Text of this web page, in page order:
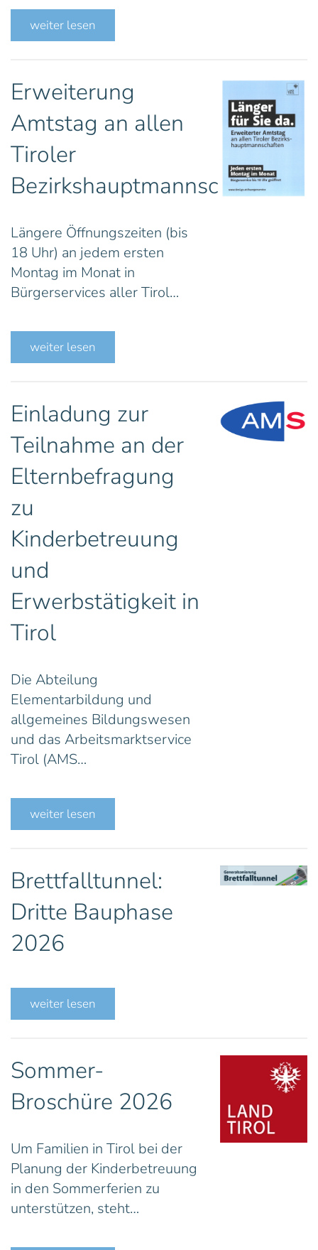
weiter lesen
Erweiterung
Amtstag an allen
Tiroler
Bezirkshauptmannschaften
Längere Öffnungszeiten (bis
18 Uhr) an jedem ersten
Montag im Monat in
Bürgerservices aller Tirol…
weiter lesen
Einladung zur
Teilnahme an der
Elternbefragung
zu
Kinderbetreuung
und
Erwerbstätigkeit in
Tirol
Die Abteilung
Elementarbildung und
allgemeines Bildungswesen
und das Arbeitsmarktservice
Tirol (AMS…
weiter lesen
Brettfalltunnel:
Dritte Bauphase
2026
weiter lesen
Sommer-
Broschüre 2026
Um Familien in Tirol bei der
Planung der Kinderbetreuung
in den Sommerferien zu
unterstützen, steht…